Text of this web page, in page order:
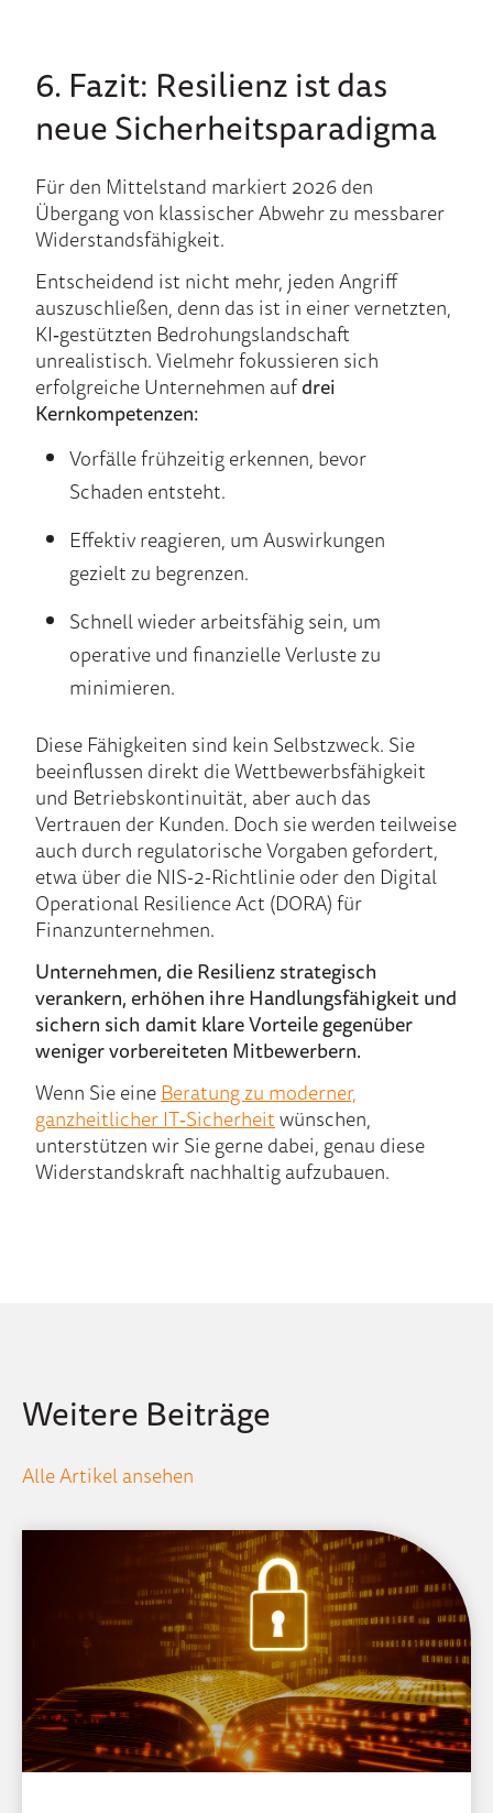
6. Fazit: Resilienz ist das
neue Sicherheitsparadigma
Für den Mittelstand markiert 2026 den
Übergang von klassischer Abwehr zu messbarer
Widerstandsfähigkeit.
Entscheidend ist nicht mehr, jeden Angriff
auszuschließen, denn das ist in einer vernetzten,
KI‑gestützten Bedrohungslandschaft
unrealistisch. Vielmehr fokussieren sich
erfolgreiche Unternehmen aufdrei
Kernkompetenzen:
Vorfälle frühzeitig erkennen, bevor
Schaden entsteht.
Effektiv reagieren, um Auswirkungen
gezielt zu begrenzen.
Schnell wieder arbeitsfähig sein, um
operative und finanzielle Verluste zu
minimieren.
Diese Fähigkeiten sind kein Selbstzweck. Sie
beeinflussen direkt die Wettbewerbsfähigkeit
und Betriebskontinuität, aber auch das
Vertrauen der Kunden. Doch sie werden teilweise
auch durch regulatorische Vorgaben gefordert,
etwa über die NIS-2-Richtlinie oder den Digital
Operational Resilience Act (DORA) für
Finanzunternehmen.
Unternehmen, die Resilienz strategisch
verankern, erhöhen ihre Handlungsfähigkeit und
sichern sich damit klare Vorteile gegenüber
weniger vorbereiteten Mitbewerbern.
Wenn Sie eine Beratung zu moderner,
ganzheitlicher IT‑Sicherheitwünschen,
unterstützen wir Sie gerne dabei, genau diese
Widerstandskraft nachhaltig aufzubauen.
Weitere Beiträge
Alle Artikel ansehen